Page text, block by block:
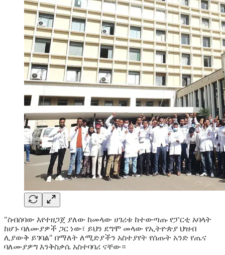
"ስብሰባው እየተዘጋጀ ያለው ከመላው ሀገሪቱ ከተውጣጡ የፓርቲ አባላት
ከሆኑ ባለሙያዎች ጋር ነው፣ ይህን ደግሞ መላው የኢትዮጵያ ህዝብ
ሊያውቅ ይገባል" በማለት ለሚድያችን አስተያየት የሰጡት አንድ የጤና
ባለሙያዎግ እንቅስቃሴ አስተባባሪ ናቸው።